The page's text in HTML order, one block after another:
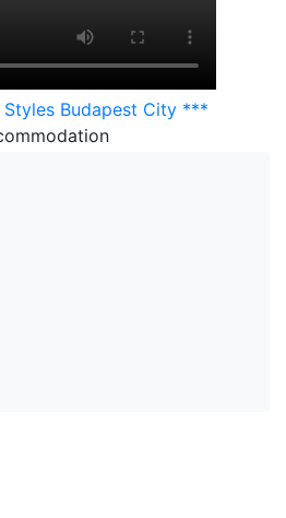
Budapest City ***